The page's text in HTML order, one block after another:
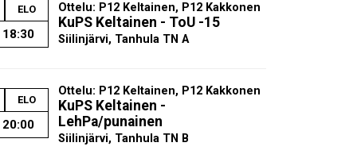
ELO
18:30
Ottelu: P12 Keltainen, P12 Kakkonen
KuPS Keltainen - ToU -15
Siilinjärvi, Tanhula TN A
ELO
20:00
Ottelu: P12 Keltainen, P12 Kakkonen
KuPS Keltainen -
LehPa/punainen
Siilinjärvi, Tanhula TN B